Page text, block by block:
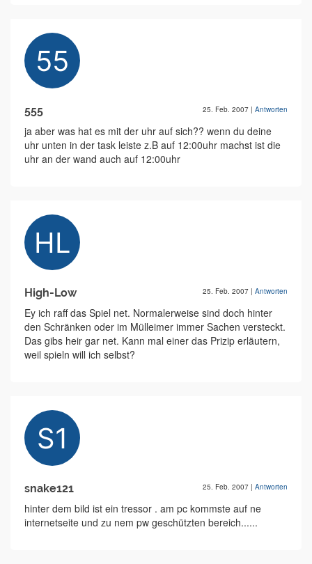
555 25. Feb. 2007 | Antworten
ja aber was hat es mit der uhr auf sich?? wenn du deine
uhr unten in der task leiste z.B auf 12:00uhr machst ist die
uhr an der wand auch auf 12:00uhr
High-Low 25. Feb. 2007 | Antworten
Ey ich raff das Spiel net. Normalerweise sind doch hinter
den Schränken oder im Mülleimer immer Sachen versteckt.
Das gibs heir gar net. Kann mal einer das Prizip erläutern,
weil spieln will ich selbst?
snake121 25. Feb. 2007 | Antworten
hinter dem bild ist ein tressor . am pc kommste auf ne
internetseite und zu nem pw geschützten bereich......